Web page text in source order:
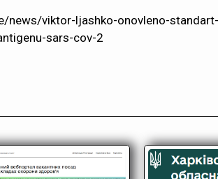
viktor-ljashko-onovleno-
sars-cov-2